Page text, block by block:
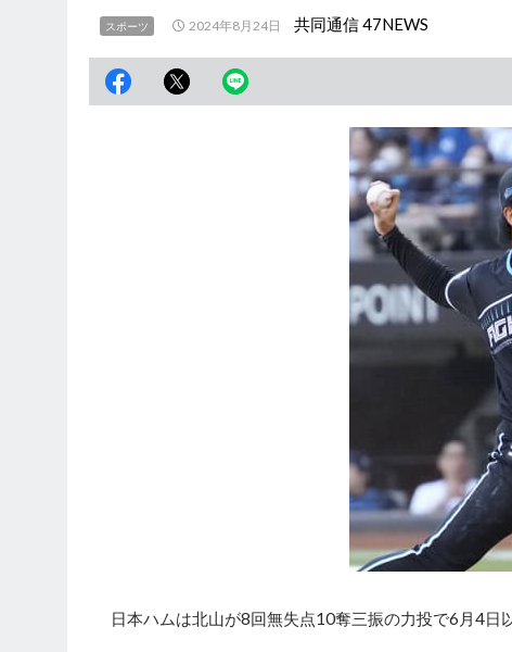
スポーツ 2024年8月24日 共同通信 47NEWS
日本ハムは北山が8回無失点10奪三振の力投で6月4